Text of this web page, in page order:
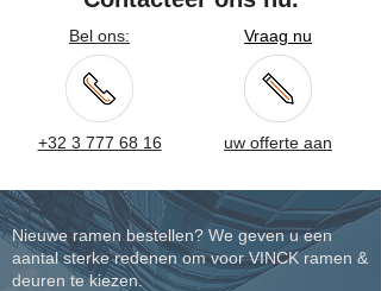
Bel ons:
+32 3 777 68 16
Vraag nu
uw offerte aan
Nieuwe ramen bestellen? We geven u een
aantal sterke redenen om voor VINCK ramen &
deuren te kiezen.